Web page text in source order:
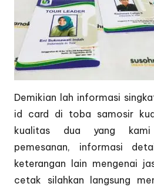
Demikian lah informasi
id card di toba samosir
kualitas dua yang kami
pemesanan, informasi
keterangan lain mengenai
cetak silahkan langsung